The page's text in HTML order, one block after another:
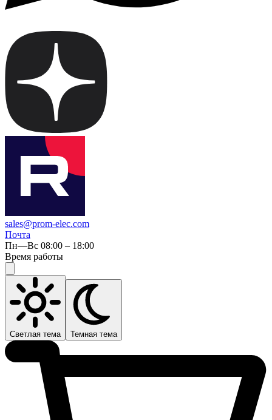
sales@prom-elec.com
Почта
Пн—Вс 08:00 – 18:00
Время работы
Светлая тема Темная тема